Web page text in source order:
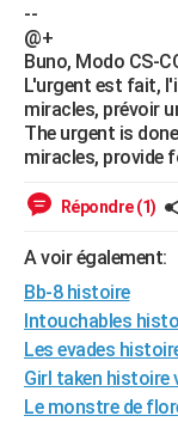
S'inscrire
Se connecter
Lycées
Collèges
Primaires
Universités
Entreprises
Service militaire
Avis de recherche
AVIS DE DÉCÈS
FORUM
Bricolage
Lifestyle
Culture
Sport
Auto
Television
Voyage
Cinema
--
@+
Buno, Modo CS-
L'urgent est fait,
miracles, prévoir
The urgent is
miracles, provide
Répondre (1)
A voir également:
Bb-8 histoire
Intouchables
Les evades
Girl taken histoire
Le monstre de